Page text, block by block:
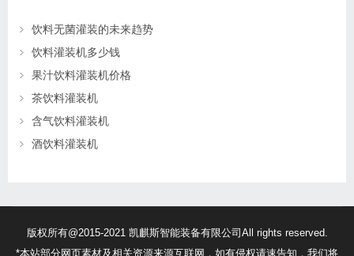
饮料无菌灌装的未来趋势
饮料灌装机多少钱
果汁饮料灌装机价格
茶饮料灌装机
含气饮料灌装机
酒饮料灌装机
版权所有@2015-2021 凯麒斯智能装备有限公司All rights reserved.
*本站部分网页素材及相关资源来源互联网，如有侵权请速告知，我们将